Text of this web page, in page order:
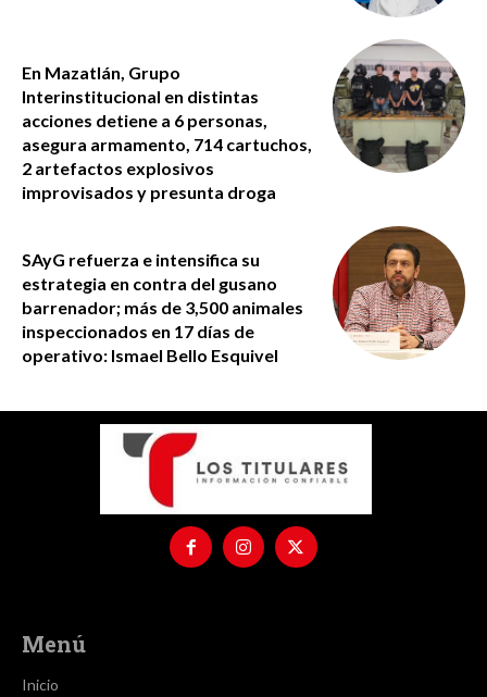
En Mazatlán, Grupo
Interinstitucional en distintas
acciones detiene a 6 personas,
asegura armamento, 714 cartuchos,
2 artefactos explosivos
improvisados y presunta droga
SAyG refuerza e intensifica su
estrategia en contra del gusano
barrenador; más de 3,500 animales
inspeccionados en 17 días de
operativo: Ismael Bello Esquivel
Menú
Inicio